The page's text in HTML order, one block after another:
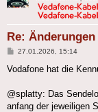
Re: Änderungen
Beitrag
27.01.2026, 15:14
Vodafone hat die
@splatty: Das
anfang der jeweiligen